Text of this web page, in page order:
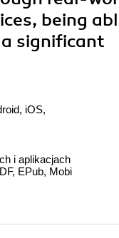
being
significant
iOS,
i aplikacjach
EPub, Mobi